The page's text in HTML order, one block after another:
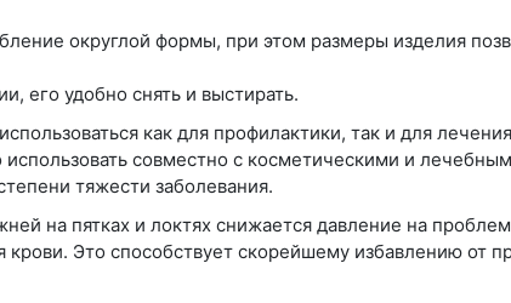
округлой формы, при этом размеры изделия
его удобно снять и выстирать.
как для профилактики, так и для
совместно с косметическими и
тяжести заболевания.
на пятках и локтях снижается давление на
крови. Это способствует скорейшему избавлению от